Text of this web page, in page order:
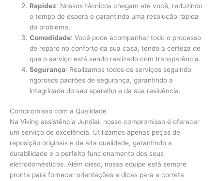
Rapidez: Nossos técnicos chegam até você, reduzindo
o tempo de espera e garantindo uma resolução rápida
do problema.
Comodidade: Você pode acompanhar todo o processo
de reparo no conforto da sua casa, tendo a certeza de
que o serviço está sendo realizado com transparência.
Segurança: Realizamos todos os serviços seguindo
rigorosos padrões de segurança, garantindo a
integridade do seu aparelho e da sua residência.
Compromisso com a Qualidade
Na Viking assistência Jundiaí, nosso compromisso é oferecer
um serviço de excelência. Utilizamos apenas peças de
reposição originais e de alta qualidade, garantindo a
durabilidade e o perfeito funcionamento dos seus
eletrodomésticos. Além disso, nossa equipe está sempre
pronta para fornecer orientações e dicas para a correta